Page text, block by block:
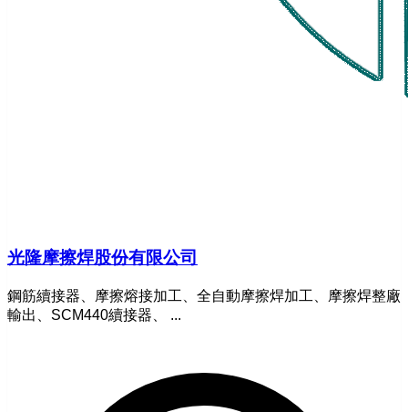
光隆摩擦焊股份有限公司
鋼筋續接器、摩擦熔接加工、全自動摩擦焊加工、摩擦焊整廠
輸出、SCM440續接器、 ...